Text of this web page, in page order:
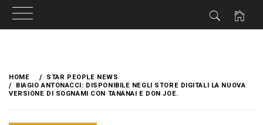
content
HOME
STAR PEOPLE NEWS
BIAGIO ANTONACCI: DISPONIBILE NEGLI STORE DIGITALI LA NUOVA
VERSIONE DI SOGNAMI CON TANANAI E DON JOE.